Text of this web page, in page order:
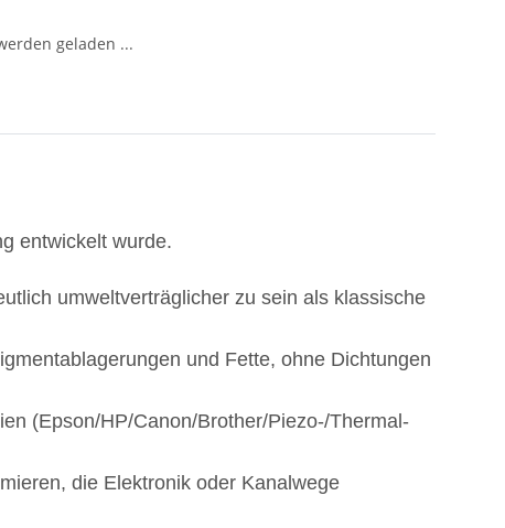
geladen ...
entwickelt wurde.
umweltverträglicher zu sein als klassische
und Fette, ohne Dichtungen
(Epson/HP/Canon/Brother/Piezo-/Thermal-
die Elektronik oder Kanalwege